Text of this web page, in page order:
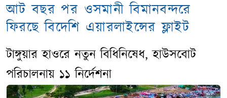
আট বছর পর ওসমানী বিমানবন্দরে
ফিরছে বিদেশি এয়ারলাইন্সের ফ্লাইট
টাঙ্গুয়ার হাওরে নতুন বিধিনিষেধ, হাউসবোট
পরিচালনায় ১১ নির্দেশনা